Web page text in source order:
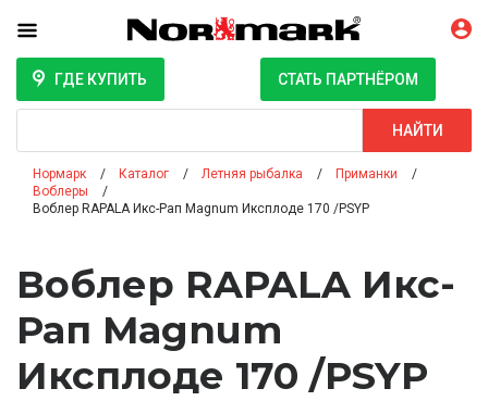
ГДЕ КУПИТЬ СТАТЬ ПАРТНЁРОМ
НАЙТИ
Нормарк Каталог Летняя рыбалка
Приманки
Воблеры
Воблер RAPALA Икс-Рап Magnum Иксплоде 170 /PSYP
Воблер RAPALA Икс-
Рап Magnum
Иксплоде 170 /PSYP